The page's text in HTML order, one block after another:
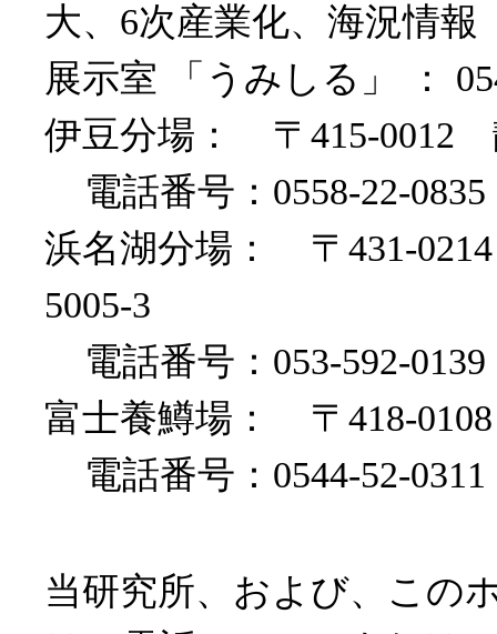
大、6次産業化、海況情報
展示室 「うみしる」 ：
伊豆分場： 〒415-0012
電話番号：0558-22-
浜名湖分場： 〒431-
5005-3
電話番号：053-592-
富士養鱒場： 〒418-
電話番号：0544-52-
当研究所、および、この